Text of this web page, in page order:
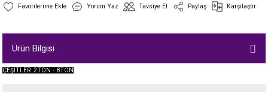
Yorum Yaz Tavsiye Et Paylaş Karşılaştır
Ürün Bilgisi
ÇEŞİTLER: 2TON - 8TON